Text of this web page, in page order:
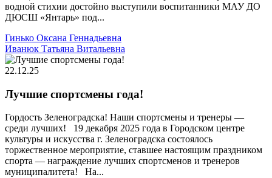
водной стихии достойно выступили воспитанники МАУ ДО
ДЮСШ «Янтарь» под...
Гинько Оксана Геннадьевна
Иванюк Татьяна Витальевна
22.12.25
Лучшие спортсмены года!
Гордость Зеленоградска! Наши спортсмены и тренеры —
среди лучших! 19 декабря 2025 года в Городском центре
культуры и искусства г. Зеленоградска состоялось
торжественное мероприятие, ставшее настоящим праздником
спорта — награждение лучших спортсменов и тренеров
муниципалитета! На...